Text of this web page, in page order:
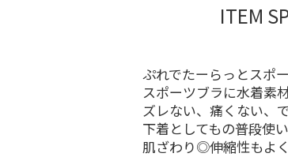
ITEM
ぷれでたーらっとスポ
スポーツブラに水着素
ズレない、痛くない、
下着としてもの普段使
肌ざわり◎伸縮性もよ